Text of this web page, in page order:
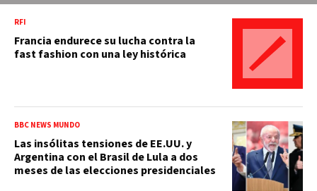
RFI
Francia endurece su lucha contra la
fast fashion con una ley histórica
BBC NEWS MUNDO
Las insólitas tensiones de EE.UU. y
Argentina con el Brasil de Lula a dos
meses de las elecciones presidenciales